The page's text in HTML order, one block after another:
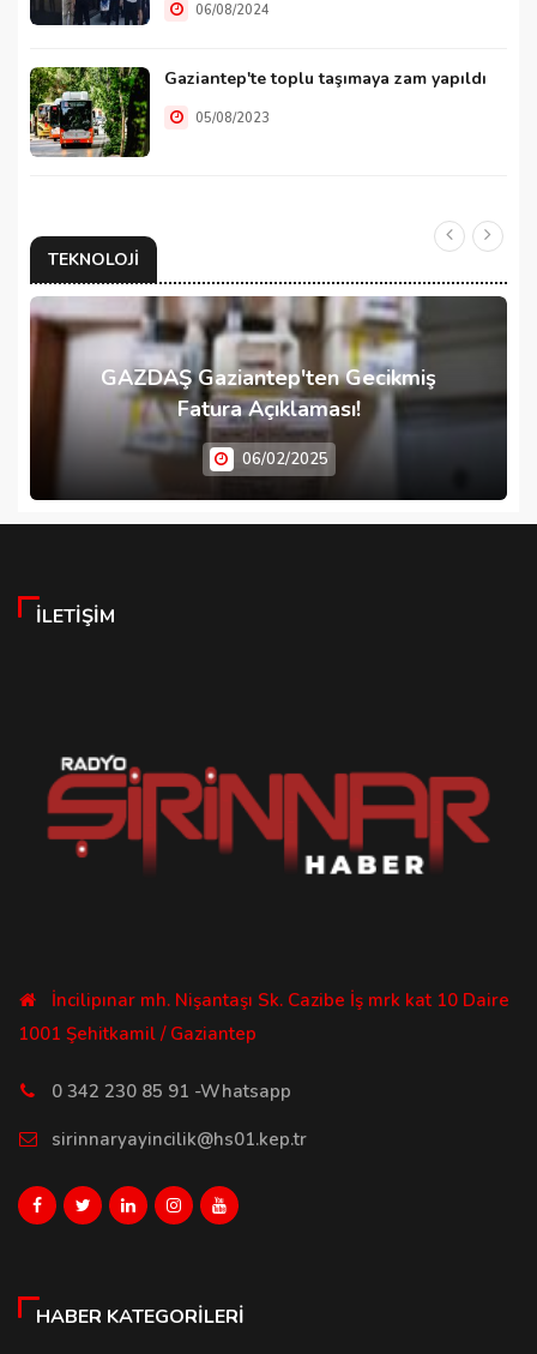
06/08/2024
Gaziantep'te toplu taşımaya zam yapıldı
05/08/2023
TEKNOLOJI
GAZDAŞ Gaziantep'ten Gecikmiş
Fatura Açıklaması!
06/02/2025
İLETIŞIM
İncilipınar mh. Nişantaşı Sk. Cazibe İş mrk kat 10 Daire
1001 Şehitkamil / Gaziantep
0 342 230 85 91 -Whatsapp
sirinnaryayincilik@hs01.kep.tr
HABER KATEGORILERI